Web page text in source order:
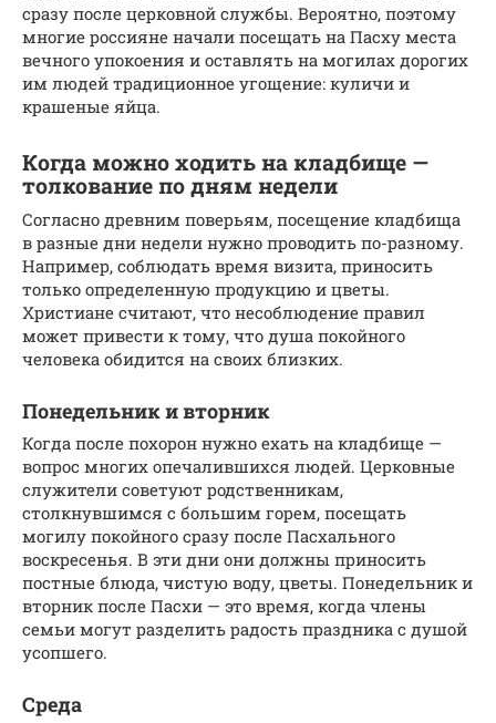
сразу после церковной службы. Вероятно, поэтому
многие россияне начали посещать на Пасху места
вечного упокоения и оставлять на могилах дорогих
им людей традиционное угощение: куличи и
крашеные яйца.
Когда можно ходить на кладбище —
толкование по дням недели
Согласно древним поверьям, посещение кладбища
в разные дни недели нужно проводить по-разному.
Например, соблюдать время визита, приносить
только определенную продукцию и цветы.
Христиане считают, что несоблюдение правил
может привести к тому, что душа покойного
человека обидится на своих близких.
Понедельник и вторник
Когда после похорон нужно ехать на кладбище —
вопрос многих опечалившихся людей. Церковные
служители советуют родственникам,
столкнувшимся с большим горем, посещать
могилу покойного сразу после Пасхального
воскресенья. В эти дни они должны приносить
постные блюда, чистую воду, цветы. Понедельник и
вторник после Пасхи — это время, когда члены
семьи могут разделить радость праздника с душой
усопшего.
Среда